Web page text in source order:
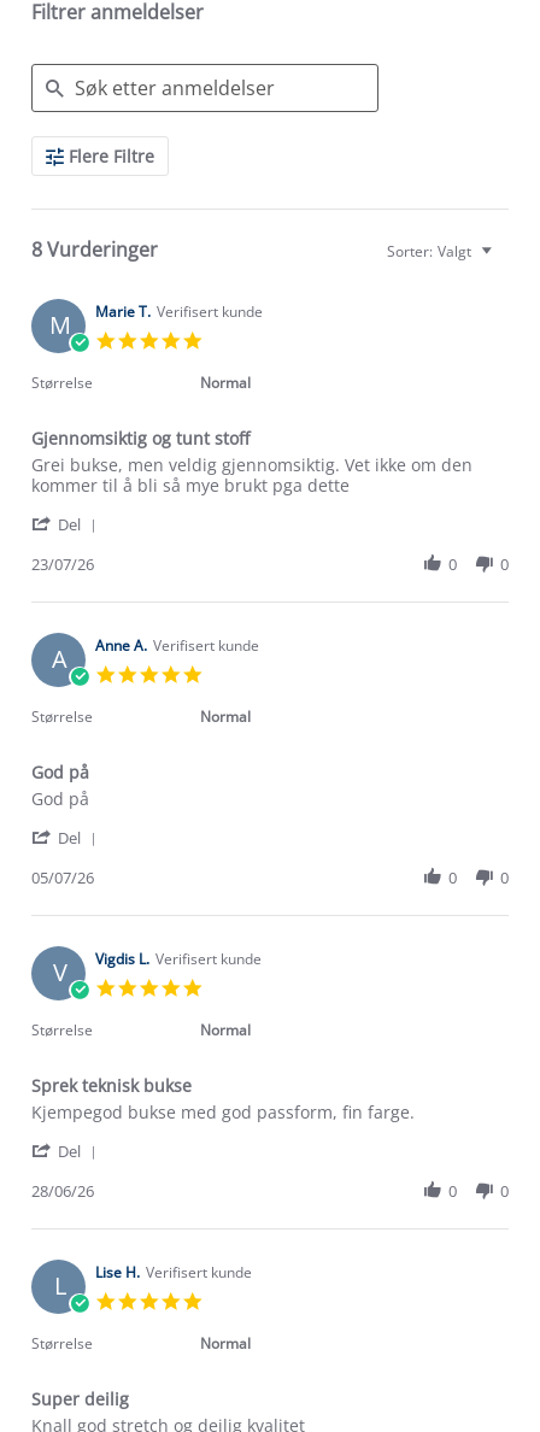
Filtrer anmeldelser
Search
ReviewsFlere Filtre
8 Vurderinger Sorter: Valgt
M Marie T. Verifisert kunde
rating
Størrelse Normal
Gjennomsiktig og tunt stoff
Review
by
T.
23
2026
review
stating
og
stoff
Grei bukse, men veldig gjennomsiktig. Vet ikke om den
kommer til å bli så mye brukt pga dette
Del
Marie
on
23
Jul
23/07/26 0 0
A Anne A. Verifisert kunde
rating
Størrelse Normal
God på
Review
Anne
on
Jul
review
God
God på
Del
Anne
on
5
Jul
05/07/26 0 0
V Vigdis L. Verifisert kunde
rating
Størrelse Normal
Sprek teknisk bukse
Review
Vigdis
on
Jun
review
Sprek
bukse
Kjempegod bukse med god passform, fin farge.
Del
Vigdis
on
28
Jun
28/06/26 0 0
L Lise H. Verifisert kunde
rating
Størrelse Normal
Super deilig
Review
review
Knall god stretch og deilig kvalitet